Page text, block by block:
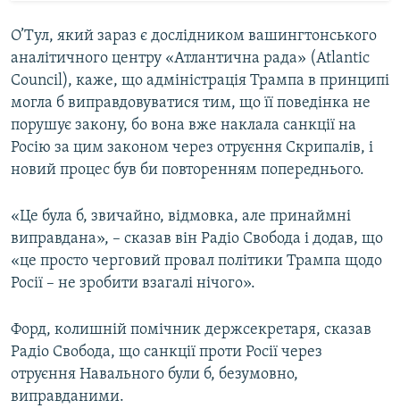
О’Тул, який зараз є дослідником вашингтонського
аналітичного центру «Атлантична рада» (Atlantic
Council), каже, що адміністрація Трампа в принципі
могла б виправдовуватися тим, що її поведінка не
порушує закону, бо вона вже наклала санкції на
Росію за цим законом через отруєння Скрипалів, і
новий процес був би повторенням попереднього.
«Це була б, звичайно, відмовка, але принаймні
виправдана», – сказав він Радіо Свобода і додав, що
«це просто черговий провал політики Трампа щодо
Росії – не зробити взагалі нічого».
Форд, колишній помічник держсекретаря, сказав
Радіо Свобода, що санкції проти Росії через
отруєння Навального були б, безумовно,
виправданими.